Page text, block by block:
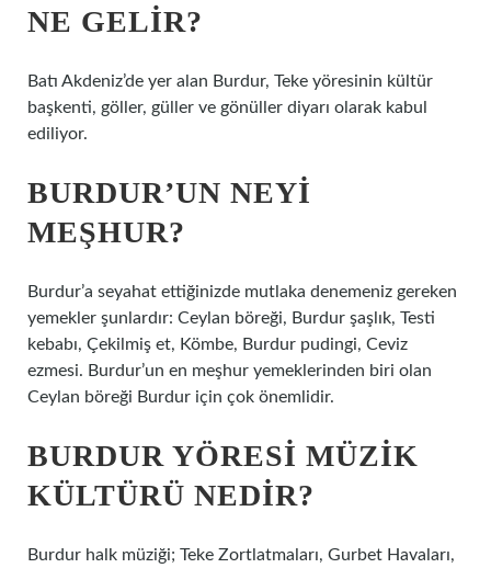
NE GELIR?
Batı Akdeniz’de yer alan Burdur, Teke yöresinin kültür
başkenti, göller, güller ve gönüller diyarı olarak kabul
ediliyor.
BURDUR’UN NEYI
MEŞHUR?
Burdur’a seyahat ettiğinizde mutlaka denemeniz gereken
yemekler şunlardır: Ceylan böreği, Burdur şaşlık, Testi
kebabı, Çekilmiş et, Kömbe, Burdur pudingi, Ceviz
ezmesi. Burdur’un en meşhur yemeklerinden biri olan
Ceylan böreği Burdur için çok önemlidir.
BURDUR YÖRESI MÜZIK
KÜLTÜRÜ NEDIR?
Burdur halk müziği; Teke Zortlatmaları, Gurbet Havaları,